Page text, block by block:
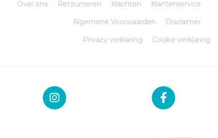
Over ons Retourneren Klachten Klantenservice
Algemene Voorwaarden Disclaimer
Privacy verklaring Cookie verklaring